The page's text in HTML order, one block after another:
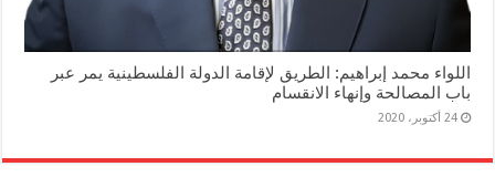
اللواء محمد إبراهيم: الطريق لإقامة الدولة الفلسطينية يمر عبر
باب المصالحة وإنهاء الانقسام
24 أكتوبر، 2020